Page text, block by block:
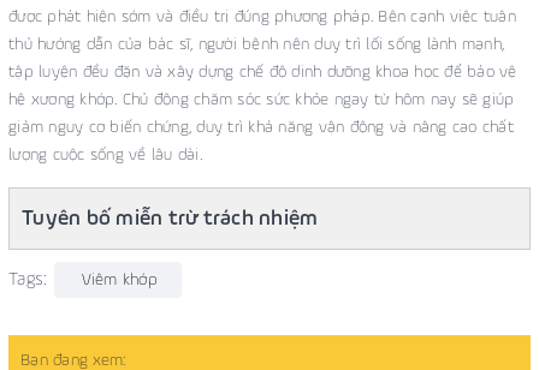
được phát hiện sớm và điều trị đúng phương pháp. Bên cạnh việc tuân
thủ hướng dẫn của bác sĩ, người bệnh nên duy trì lối sống lành mạnh,
tập luyện đều đặn và xây dựng chế độ dinh dưỡng khoa học để bảo vệ
hệ xương khớp. Chủ động chăm sóc sức khỏe ngay từ hôm nay sẽ giúp
giảm nguy cơ biến chứng, duy trì khả năng vận động và nâng cao chất
lượng cuộc sống về lâu dài.
Tuyên bố miễn trừ trách nhiệm
Tags: Viêm khớp
Bạn đang xem: